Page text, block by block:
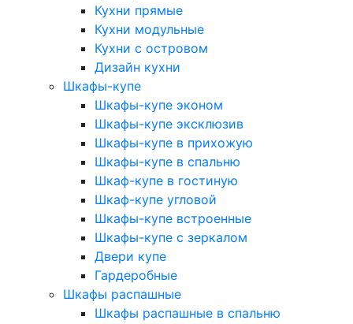
Кухни прямые
Кухни модульные
Кухни с островом
Дизайн кухни
Шкафы-купе
Шкафы-купе эконом
Шкафы-купе эксклюзив
Шкафы-купе в прихожую
Шкафы-купе в спальню
Шкаф-купе в гостиную
Шкаф-купе угловой
Шкафы-купе встроенные
Шкафы-купе с зеркалом
Двери купе
Гардеробные
Шкафы распашные
Шкафы распашные в спальню